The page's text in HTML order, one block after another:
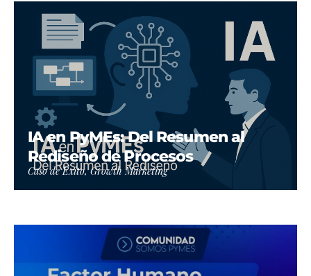
IA en PyMEs: Del Resumen al
Rediseño de Procesos
Caso de Éxito, Growth Marketing